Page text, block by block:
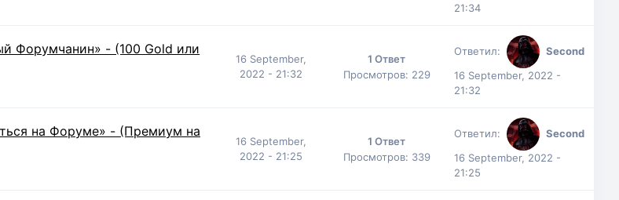
21:34
Форумчанин» - (100 Gold или
16 September,
2022 - 21:32
1 Ответ
Просмотров: 229
Ответил:
Second
16 September, 2022 -
21:32
на Форуме» - (Премиум на
16 September,
2022 - 21:25
1 Ответ
Просмотров: 339
Ответил:
Second
16 September, 2022 -
21:25